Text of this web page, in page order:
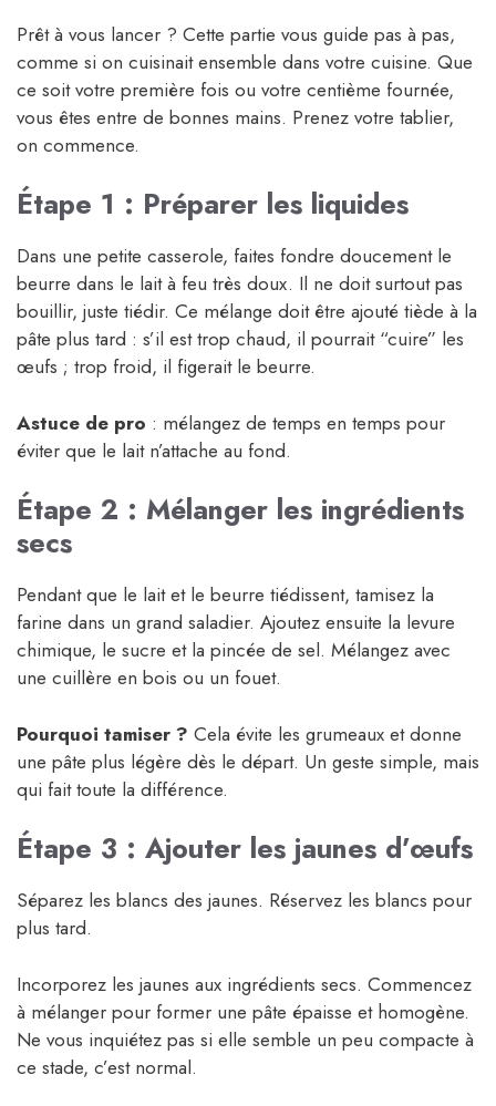
Prêt à vous lancer ? Cette partie vous guide pas à pas,
comme si on cuisinait ensemble dans votre cuisine. Que
ce soit votre première fois ou votre centième fournée,
vous êtes entre de bonnes mains. Prenez votre tablier,
on commence.
Étape 1 : Préparer les liquides
Dans une petite casserole, faites fondre doucement le
beurre dans le lait à feu très doux. Il ne doit surtout pas
bouillir, juste tiédir. Ce mélange doit être ajouté tiède à la
pâte plus tard : s’il est trop chaud, il pourrait “cuire” les
œufs ; trop froid, il figerait le beurre.
Astuce de pro : mélangez de temps en temps pour
éviter que le lait n’attache au fond.
Étape 2 : Mélanger les ingrédients
secs
Pendant que le lait et le beurre tiédissent, tamisez la
farine dans un grand saladier. Ajoutez ensuite la levure
chimique, le sucre et la pincée de sel. Mélangez avec
une cuillère en bois ou un fouet.
Pourquoi tamiser ? Cela évite les grumeaux et donne
une pâte plus légère dès le départ. Un geste simple, mais
qui fait toute la différence.
Étape 3 : Ajouter les jaunes d’œufs
Séparez les blancs des jaunes. Réservez les blancs pour
plus tard.
Incorporez les jaunes aux ingrédients secs. Commencez
à mélanger pour former une pâte épaisse et homogène.
Ne vous inquiétez pas si elle semble un peu compacte à
ce stade, c’est normal.